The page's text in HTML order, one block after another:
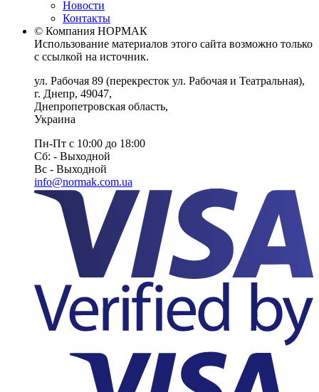
Новости
Контакты
© Компания НОРМАК
Использование материалов этого сайта возможно только
с ссылкой на источник.
ул. Рабочая 89 (перекресток ул. Рабочая и Театральная),
г. Днепр, 49047,
Днепропетровская область,
Украина
Пн-Пт с 10:00 до 18:00
Сб: - Выходной
Вс - Выходной
info@normak.com.ua